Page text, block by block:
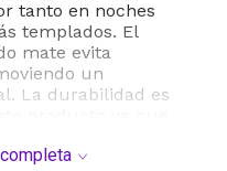
tanto en noches
templados. El
mate evita
un
La durabilidad es
su forma y